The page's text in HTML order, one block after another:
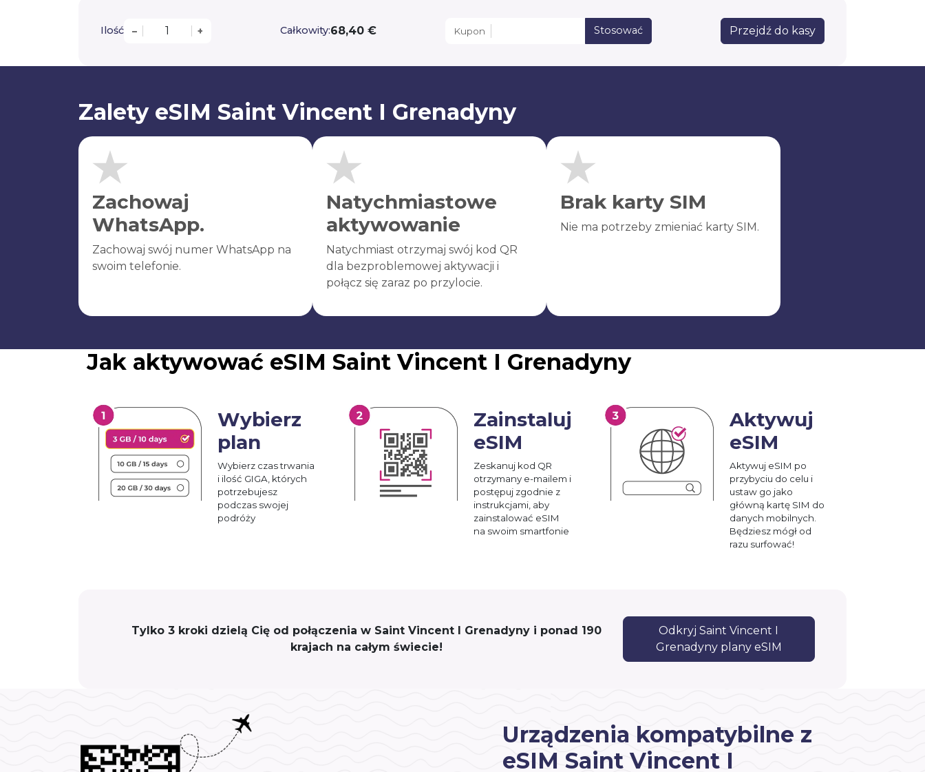
Ilość – + Całkowity:68,40 € Kupon Stosować Przejdź do kasy
Zalety eSIM Saint Vincent I Grenadyny
Zachowaj
WhatsApp.
Zachowaj swój numer WhatsApp na
swoim telefonie.
Natychmiastowe
aktywowanie
Natychmiast otrzymaj swój kod QR
dla bezproblemowej aktywacji i
połącz się zaraz po przylocie.
Brak karty SIM
Nie ma potrzeby zmieniać karty SIM.
Jak aktywować eSIM Saint Vincent I Grenadyny
Wybierz
plan
Wybierz czas trwania
i ilość GIGA, których
potrzebujesz
podczas swojej
podróży
Zainstaluj
eSIM
Zeskanuj kod QR
otrzymany e-mailem i
postępuj zgodnie z
instrukcjami, aby
zainstalować eSIM
na swoim smartfonie
Aktywuj
eSIM
Aktywuj eSIM po
przybyciu do celu i
ustaw go jako
główną kartę SIM do
danych mobilnych.
Będziesz mógł od
razu surfować!
Tylko 3 kroki dzielą Cię od połączenia w Saint Vincent I Grenadyny i ponad 190
krajach na całym świecie!
Odkryj Saint Vincent I
Grenadyny plany eSIM
Urządzenia kompatybilne z
eSIM Saint Vincent I